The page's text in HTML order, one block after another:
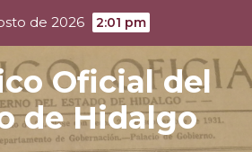
de 2026 2:01 pm
Oficial del
de Hidalgo